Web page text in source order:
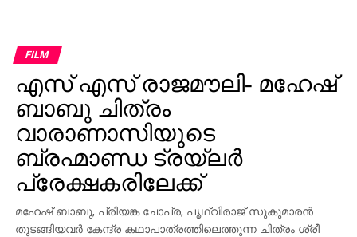
FILM
എസ് എസ് രാജമൗലി- മഹേഷ്
ബാബു ചിത്രം
വാരാണാസിയുടെ
ബ്രഹ്മാണ്ഡ ട്രയ്ലർ
പ്രേക്ഷകരിലേക്ക്
മഹേഷ് ബാബു, പ്രിയങ്ക ചോപ്ര, പൃഥ്വിരാജ് സുകുമാരൻ
തുടങ്ങിയവർ കേന്ദ്ര കഥാപാത്രത്തിലെത്തുന്ന ചിത്രം ശ്രീ